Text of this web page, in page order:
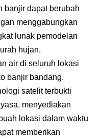
banjir dapat berubah
menggabungkan
lunak pemodelan
hujan,
air di seluruh lokasi
banjir bandang.
satelit terbukti
menyediakan
lokasi dalam waktu
memberikan